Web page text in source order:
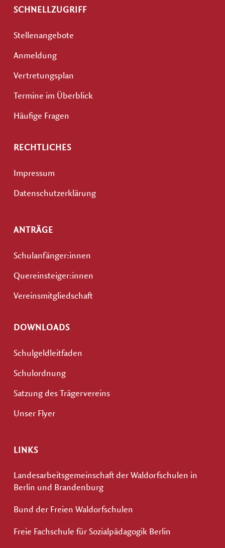
SCHNELLZUGRIFF
Stellenangebote
Anmeldung
Vertretungsplan
Termine im Überblick
Häufige Fragen
RECHTLICHES
Impressum
Datenschutzerklärung
ANTRÄGE
Schulanfänger:innen
Quereinsteiger:innen
Vereinsmitgliedschaft
DOWNLOADS
Schulgeldleitfaden
Schulordnung
Satzung des Trägervereins
Unser Flyer
LINKS
Landesarbeitsgemeinschaft der Waldorfschulen in
Berlin und Brandenburg
Bund der Freien Waldorfschulen
Freie Fachschule für Sozialpädagogik Berlin